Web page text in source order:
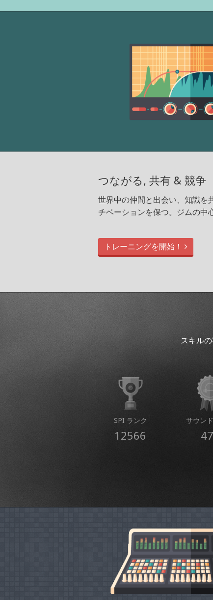
つながる, 共有 & 競争
世界中の仲間と出会い、知識を
チベーションを保つ。ジムの中
トレーニングを開始！
スキル
SPI ランク
12566
サウン